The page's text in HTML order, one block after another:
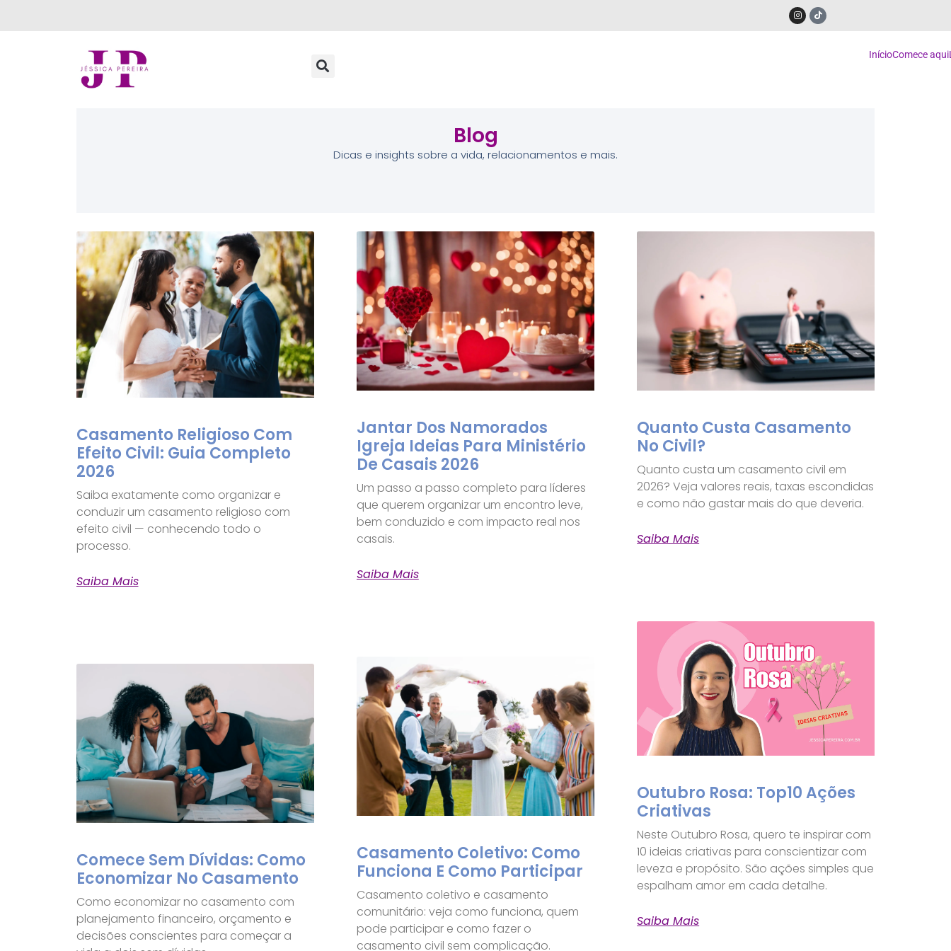
InícioComece aqui
Blog
Dicas e insights sobre a vida, relacionamentos e mais.
Casamento Religioso Com
Efeito Civil: Guia Completo
2026
Saiba exatamente como organizar e
conduzir um casamento religioso com
efeito civil — conhecendo todo o
processo.
Saiba Mais
Jantar Dos Namorados
Igreja Ideias Para Ministério
De Casais 2026
Um passo a passo completo para líderes
que querem organizar um encontro leve,
bem conduzido e com impacto real nos
casais.
Saiba Mais
Quanto Custa Casamento
No Civil?
Quanto custa um casamento civil em
2026? Veja valores reais, taxas escondidas
e como não gastar mais do que deveria.
Saiba Mais
Comece Sem Dívidas: Como
Economizar No Casamento
Como economizar no casamento com
planejamento financeiro, orçamento e
decisões conscientes para começar a
Casamento Coletivo: Como
Funciona E Como Participar
Casamento coletivo e casamento
comunitário: veja como funciona, quem
pode participar e como fazer o
casamento civil sem complicação.
Outubro Rosa: Top10 Ações
Criativas
Neste Outubro Rosa, quero te inspirar com
10 ideias criativas para conscientizar com
leveza e propósito. São ações simples que
espalham amor em cada detalhe.
Saiba Mais